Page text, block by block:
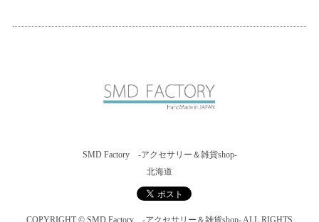
SMD Factory -アクセサリー＆雑貨shop-
北海道
COPYRIGHT © SMD Factory -アクセサリー＆雑貨shop- ALL RIGHTS